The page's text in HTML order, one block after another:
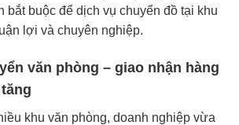
bắt buộc để dịch vụ chuyển đồ tại khu
lợi và chuyên nghiệp.
văn phòng – giao nhận hàng
khu văn phòng, doanh nghiệp vừa